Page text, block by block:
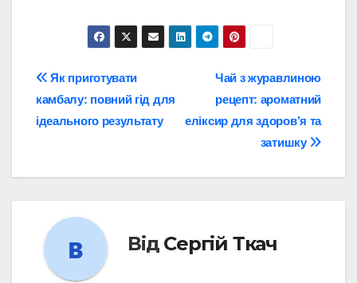
Навігація
записів
Чай з журавлиною
рецепт: ароматний
еліксир для здоров’я та
затишку
Як приготувати
камбалу: повний гід для
ідеального результату
Від Сергій Ткач